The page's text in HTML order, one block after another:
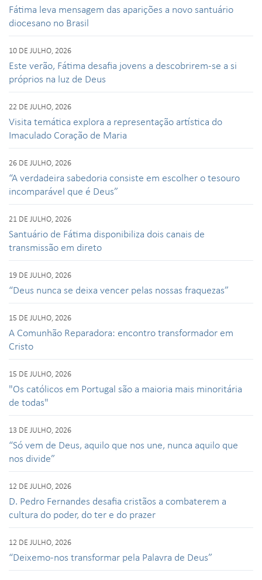
Fátima leva mensagem das aparições a novo santuário
diocesano no Brasil
10 DE JULHO, 2026
Este verão, Fátima desafia jovens a descobrirem-se a si
próprios na luz de Deus
22 DE JULHO, 2026
Visita temática explora a representação artística do
Imaculado Coração de Maria
26 DE JULHO, 2026
“A verdadeira sabedoria consiste em escolher o tesouro
incomparável que é Deus”
21 DE JULHO, 2026
Santuário de Fátima disponibiliza dois canais de
transmissão em direto
19 DE JULHO, 2026
“Deus nunca se deixa vencer pelas nossas fraquezas”
15 DE JULHO, 2026
A Comunhão Reparadora: encontro transformador em
Cristo
15 DE JULHO, 2026
"Os católicos em Portugal são a maioria mais minoritária
de todas"
13 DE JULHO, 2026
“Só vem de Deus, aquilo que nos une, nunca aquilo que
nos divide”
12 DE JULHO, 2026
D. Pedro Fernandes desafia cristãos a combaterem a
cultura do poder, do ter e do prazer
12 DE JULHO, 2026
“Deixemo-nos transformar pela Palavra de Deus”